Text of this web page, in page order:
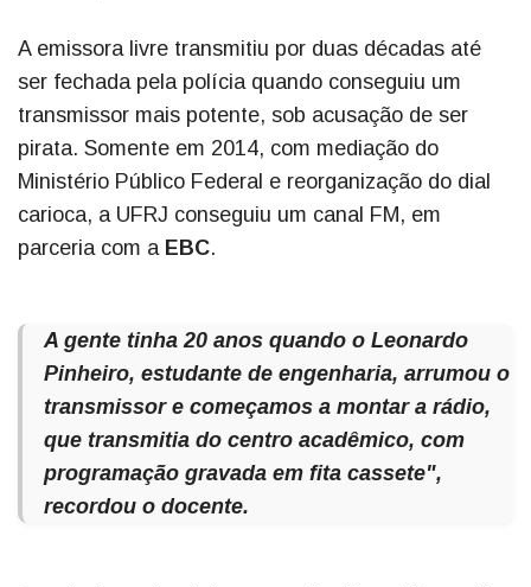
A emissora livre transmitiu por duas décadas até
ser fechada pela polícia quando conseguiu um
transmissor mais potente, sob acusação de ser
pirata. Somente em 2014, com mediação do
Ministério Público Federal e reorganização do dial
carioca, a UFRJ conseguiu um canal FM, em
parceria com a EBC.
A gente tinha 20 anos quando o Leonardo
Pinheiro, estudante de engenharia, arrumou o
transmissor e começamos a montar a rádio,
que transmitia do centro acadêmico, com
programação gravada em fita cassete",
recordou o docente.